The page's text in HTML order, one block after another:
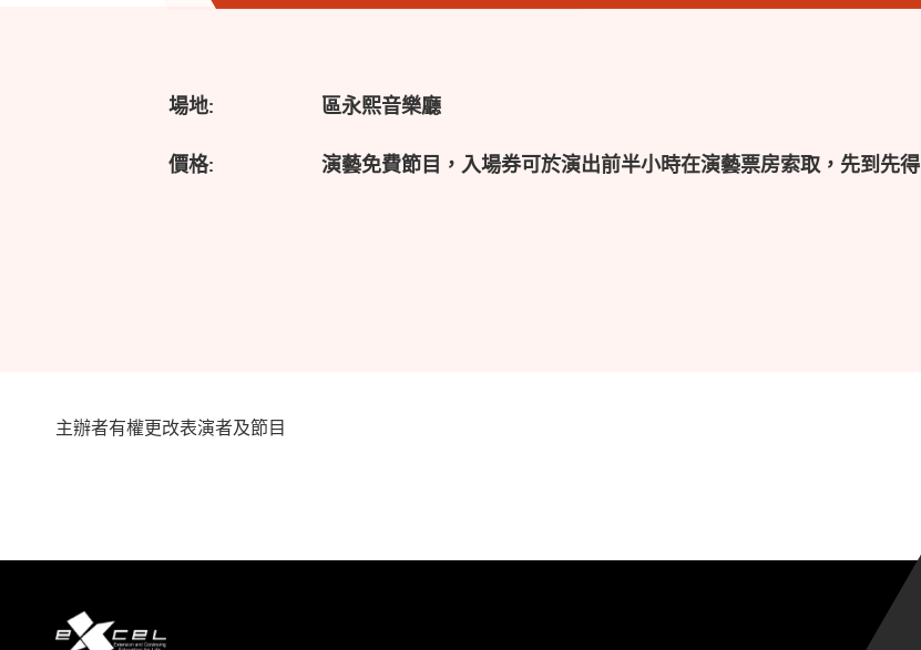
場地: 區永熙音樂廳
價格: 演藝免費節目，入場券可於演出前半小時在演藝票房索取，先到先得
主辦者有權更改表演者及節目